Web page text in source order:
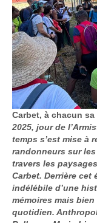
Carbet, à chacun
2025, jour de
temps s’est mise à
randonneurs sur
travers les
Carbet. Derrière cet
indélébile d’une
mémoires mais
quotidien.